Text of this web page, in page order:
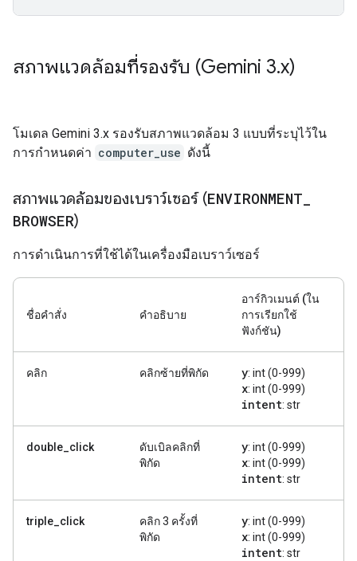
สภาพแวดล้อมที่รองรับ (Gemini 3.x)
โมเดล Gemini 3.x รองรับสภาพแวดล้อม 3 แบบที่ระบุไว้ใน
การกำหนดค่า computer_use ดังนี้
สภาพแวดล้อมของเบราว์เซอร์ (ENVIRONMENT
BROWSER)
การดำเนินการที่ใช้ได้ในเครื่องมือเบราว์เซอร์
ชื่อคำสั่ง คำอธิบาย
อาร์กิวเมนต์ (ใน
การเรียกใช้
ฟังก์ชัน)
คลิก คลิกซ้ายที่พิกัด y: int (0-999)
x: int (0-999)
intent: str
double_click
ดับเบิลคลิกที่
พิกัด
y: int (0-999)
x: int (0-999)
intent: str
triple_click
คลิก 3 ครั้งที่
พิกัด
y: int (0-999)
x: int (0-999)
intent: str